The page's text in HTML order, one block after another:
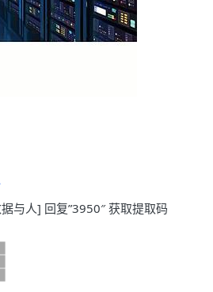
与人] 回复”3950″ 获取提取码